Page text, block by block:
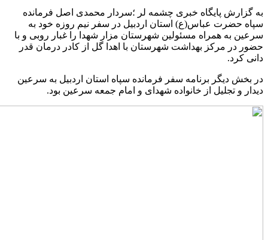
به گزارش پایگاه خبری چشمه لر ؛سردار محمدی اصل فرمانده
سپاه حضرت عباس(ع) استان اردبیل در سفر نیم روزه خود به
سرعین به همراه مسئولین شهرستان مزار شهدا را غبار روبی و با
حضور در مرکز بهداشت شهرستان با اهدا گل از کادر درمان قدر
دانی کرد.
در بخش دیگر برنامه سفر فرمانده سپاه استان اردبیل به سرعین
دیدار و تجلیل از خانواده شهدای و امام جمعه سرعین بود.